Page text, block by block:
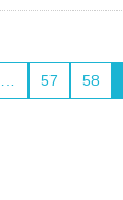
57 58